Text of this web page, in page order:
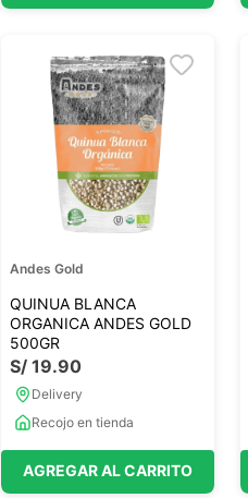
Andes Gold
QUINUA BLANCA
ORGANICA ANDES GOLD
500GR
S/ 19.90
Delivery
Recojo en tienda
AGREGAR AL CARRITO